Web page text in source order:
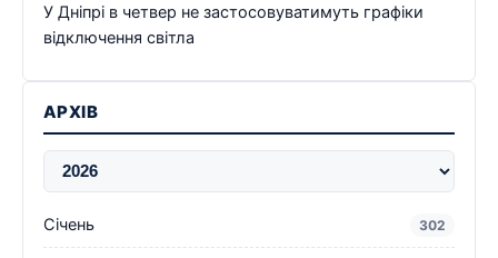
У Дніпрі в четвер не застосовуватимуть графіки
відключення світла
АРХІВ
Січень 302